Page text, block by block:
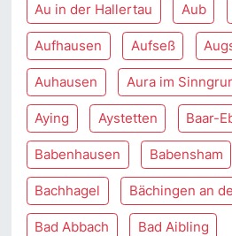
Au in der Hallertau Aub
Aufhausen Aufseß
Auhausen Aura im
Aying Aystetten Baar-
Babenhausen Babensham
Bachhagel Bächingen an
Bad Abbach Bad Aibling